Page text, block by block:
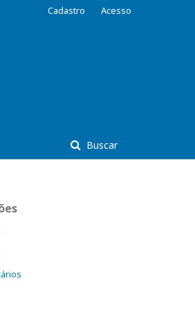
Buscar
Cadastro Acesso